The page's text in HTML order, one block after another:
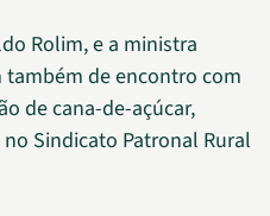
Rolim, e a ministra
também de encontro com
de cana-de-açúcar,
Sindicato Patronal Rural